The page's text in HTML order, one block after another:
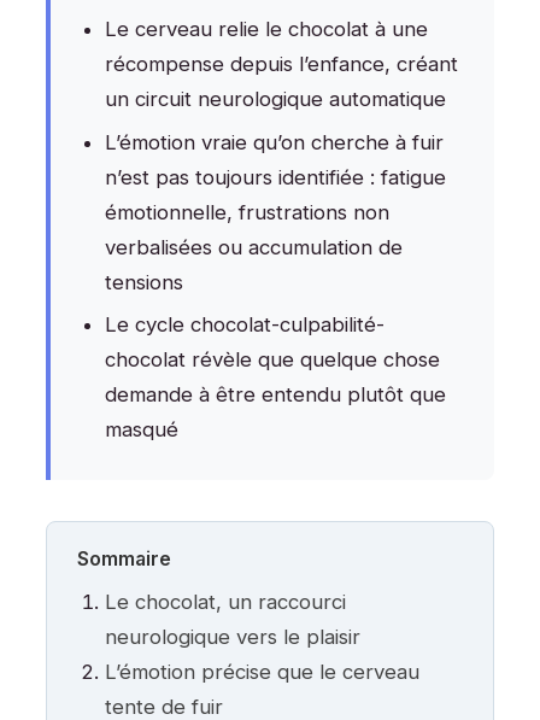
Le cerveau relie le chocolat à une
récompense depuis l’enfance, créant
un circuit neurologique automatique
L’émotion vraie qu’on cherche à fuir
n’est pas toujours identifiée : fatigue
émotionnelle, frustrations non
verbalisées ou accumulation de
tensions
Le cycle chocolat-culpabilité-
chocolat révèle que quelque chose
demande à être entendu plutôt que
masqué
Sommaire
Le chocolat, un raccourci
neurologique vers le plaisir
L’émotion précise que le cerveau
tente de fuir